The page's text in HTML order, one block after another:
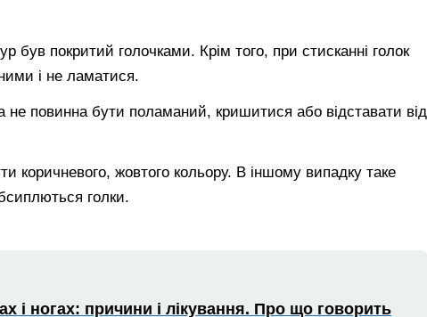
був покритий голочками. Крім того, при стисканні голок
і не ламатися.
не повинна бути поламаний, кришитися або відставати від
коричневого, жовтого кольору. В іншому випадку таке
голки.
і ногах: причини і лікування. Про що говорить